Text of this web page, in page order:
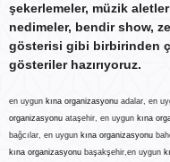
şekerlemeler, müzik
nedimeler, bendir show,
gösterisi gibi birbirinden
gösteriler hazırıyoruz.
en uygun kına organizasyonu adalar, en
organizasyonu ataşehir, en uygun kına
bağcılar, en uygun kına organizasyonu
kına organizasyonu başakşehir,en uygun